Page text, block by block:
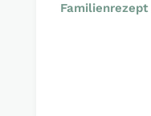
Familienrezept